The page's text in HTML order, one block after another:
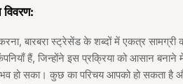
बारबरा स्ट्रेसेंड के शब्दों में एकत्र
हैं, जिन्होंने इस प्रक्रिया को आसान
हो सका। कुछ का परिचय आपको हो सकता